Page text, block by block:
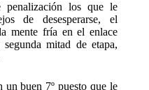
penalización los que le
de desesperarse, el
mente fría en el enlace
mitad de etapa,
buen 7º puesto que le